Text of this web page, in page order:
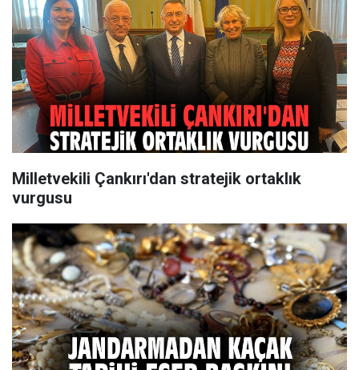
Milletvekili Çankırı'dan stratejik ortaklık
vurgusu